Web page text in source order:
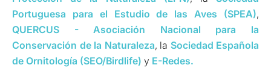
Portuguesa para el Estudio de las Aves (SPEA),
QUERCUS - Asociación Nacional para la
Conservación de la Naturaleza, la Sociedad Española
de Ornitología (SEO/Birdlife) y E-Redes.